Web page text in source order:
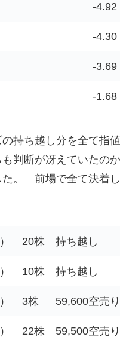
-4.92
-4.30
-3.69
-1.68
持ち越し分を全て
判断が冴えていたの
。 前場で全て決着
） 20株 持ち越し
） 10株 持ち越し
） 3株 59,600空売り
） 22株 59,500空売り